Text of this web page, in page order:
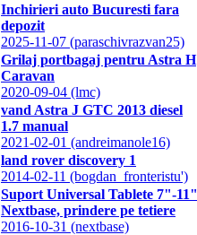
Inchirieri auto Bucuresti fara
depozit
2025-11-07 (paraschivrazvan25)
Grilaj portbagaj pentru Astra H
Caravan
2020-09-04 (lmc)
vand Astra J GTC 2013 diesel
1.7 manual
2021-02-01 (andreimanole16)
land rover discovery 1
2014-02-11 (bogdan_fronteristu')
Suport Universal Tablete 7"-11"
Nextbase, prindere pe tetiere
2016-10-31 (nextbase)